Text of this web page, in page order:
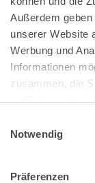
Außerdem
unserer Website
Werbung und
Informationen
zusammen, die
im Rahmen Ihrer
Impressum
Notwendig
Präferenzen
53113 Bonn
Impressum|